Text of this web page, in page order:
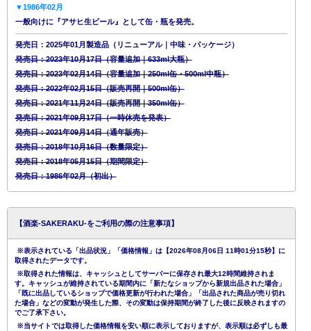
▼1986年02月
一般向けに『アサヒ生ビール』として缶・瓶を発売。
発売日：2025年01月製造品（リニューアル｜中味・パッケージ）
発売日：2023年10月17日（容量追加｜633ml大瓶）
発売日：2023年02月14日（容量追加｜250ml缶・500ml中瓶）
発売日：2022年02月15日（販売再開｜500ml缶）
発売日：2021年11月24日（販売再開｜350ml缶）
発売日：2021年09月17日（一時休売を発表）
発売日：2021年09月14日（通年販売）
発売日：2018年10月16日（数量限定）
発売日：2018年05月15日（期間限定）
発売日：1986年02月（初出）
【酒楽-SAKERAKU-をご利用の際の注意事項】
※表示されている「出品状況」「価格情報」は【2026年08月06日 11時01分15秒】に
取得されたデータです。
※取得された情報は、キャッシュとしてサーバーに保存され最大12時間維持されま
す。キャッシュが維持されている期間内に「新たなショップから新規出品された場合」
「既に出品しているショップで価格更新が行われた場合」「出品された商品が売り切れ
た場合」などの変動が発生した際、その変動は保持期間が終了した後に反映されますの
でご了承下さい。
※当サイトでは取得した価格情報を安い順に表示しておりますが、表示順は必ずしも最